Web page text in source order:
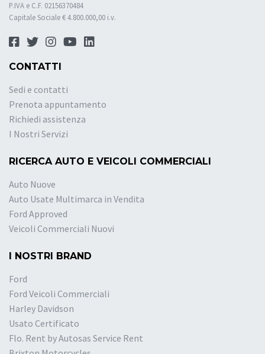
P.IVA e C.F. 02156370484
Capitale Sociale € 4.800.000,00 i.v.
CONTATTI
Sedi e contatti
Prenota appuntamento
Richiedi assistenza
I Nostri Servizi
RICERCA AUTO E VEICOLI COMMERCIALI
Auto Nuove
Auto Usate Multimarca in Vendita
Ford Approved
Veicoli Commerciali Nuovi
I NOSTRI BRAND
Ford
Ford Veicoli Commerciali
Harley Davidson
Usato Certificato
Flo. Rent by Autosas Service Rent